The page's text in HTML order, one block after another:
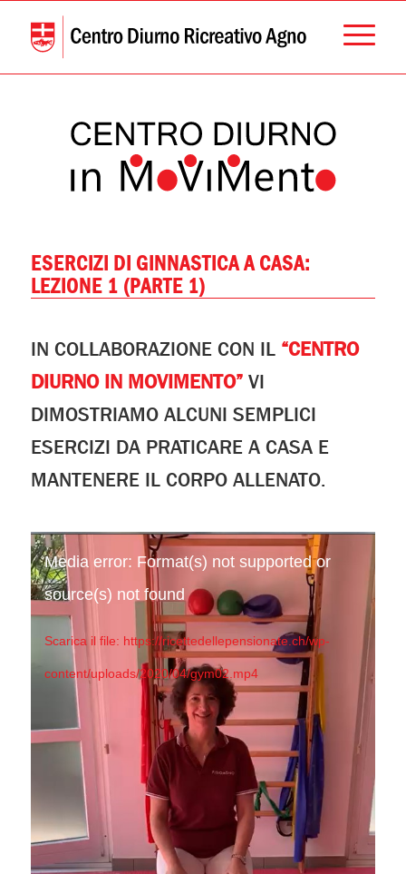
ESERCIZI DI GINNASTICA A CASA:
LEZIONE 1 (PARTE 1)
IN COLLABORAZIONE CON IL “CENTRO
DIURNO IN MOVIMENTO”VI
DIMOSTRIAMO ALCUNI SEMPLICI
ESERCIZI DA PRATICARE A CASA E
MANTENERE IL CORPO ALLENATO.
Media error: Format(s) not supported or
source(s) not found
Scarica il file: https://ricettedellepensionate.ch/wp-
content/uploads/2020/04/gym02.mp4